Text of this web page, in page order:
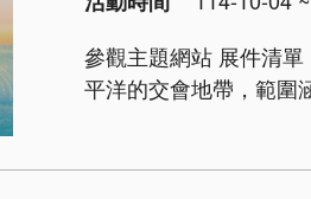
參觀主題網站 展件清單：下載 展覽概述 「海洋東南亞
平洋的交會地帶，範圍